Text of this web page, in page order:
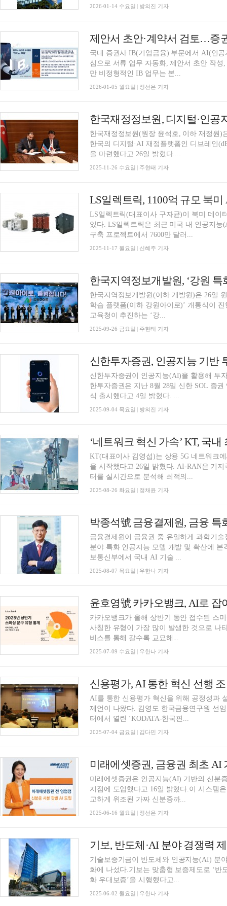
2026-01-14 수요일 | 방의진 기자
국내 증권사 IB(기업금융) 부문에서 AI(인
심으로 서류 업무 자동화, 제안서 초안 작
만 비정형적인 IB 업무는 본...
2026-01-05 월요일 | 정선은 기자
한국재정정보원(원장 윤석호, 이하 재정원)
한국의 디지털·AI 재정플랫폼인 디브레인
을 마련했다고 26일 밝혔다....
2025-11-26 수요일 | 주현태 기자
LS일렉트릭(대표이사 구자균)이 북미 데이
있다. LS일렉트릭은 최근 미국 내 인공지
구축 프로젝트에서 7600만 달러...
2025-11-17 월요일 | 신혜주 기자
한국지역정보개발원, ‘강원
한국지역정보개발원(이하 개발원)은 26일
학습 플랫폼(이하 강원아이로)’ 개통식이 진행됐다고 밝혔다. 이
교육청이 추진하는 ‘강...
2025-09-26 금요일 | 주현태 기자
신한투자증권, 인공지능 기반
신한투자증권이 인공지능(AI)을 활용해 투
한투자증권은 지난 8월 28일 신한 SOL 증
식 출시했다고 4일 밝혔다. ...
2025-09-04 목요일 | 방의진 기자
‘네트워크 혁신 가속’ KT, 국
KT(대표이사 김영섭)는 상용 5G 네트워크
을 시작했다고 26일 밝혔다. AI-RAN은 기
터를 실시간으로 분석해 최적의...
2025-08-26 화요일 | 정채윤 기자
금융결제원이 금융권 중 유일하게 과학기
분야 특화 인공지능 모델 개발 및 확산에
보통신부에서 국내 AI 기술 ...
2025-08-07 목요일 | 우한나 기자
카카오뱅크가 올해 상반기 동안 접수된 스
사칭한 유형이 가장 많이 발생한 것으로 나
비스를 통해 갈수록 교묘해...
2025-07-09 수요일 | 우한나 기자
AI를 통한 신용평가 혁신을 위해 공정성과
제언이 나왔다. 김영도 한국금융연구원 선임연구위원이 3일 서울 한국경제인협회 컨퍼런스센
터에서 열린 ‘KODATA-한국핀...
2025-07-04 금요일 | 김다민 기자
미래에셋증권은 인공지능(AI) 기반의 신분
지점에 도입했다고 16일 밝혔다.이 시스템
교하게 위조된 가짜 신분증까...
2025-06-16 월요일 | 정선은 기자
기보, 반도체·AI 분야 경쟁력
기술보증기금이 반도체와 인공지능(AI) 분
화에 나섰다.기보는 맞춤형 보증제도로 ‘반
화 우대보증’을 시행했다고...
2025-06-02 월요일 | 우한나 기자